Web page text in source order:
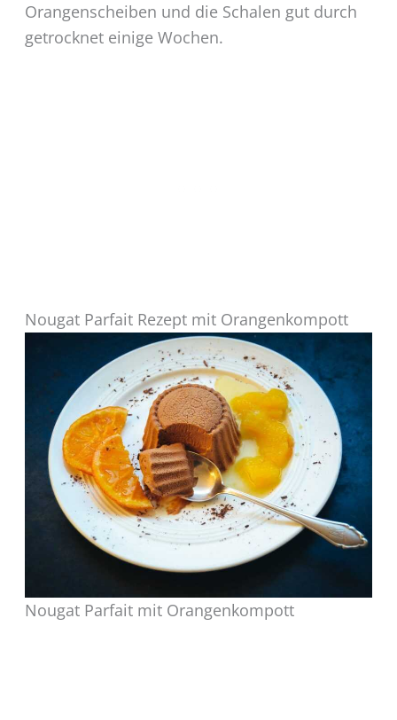
Orangenscheiben und die Schalen gut durch
getrocknet einige Wochen.
Nougat Parfait Rezept mit Orangenkompott
Nougat Parfait mit Orangenkompott